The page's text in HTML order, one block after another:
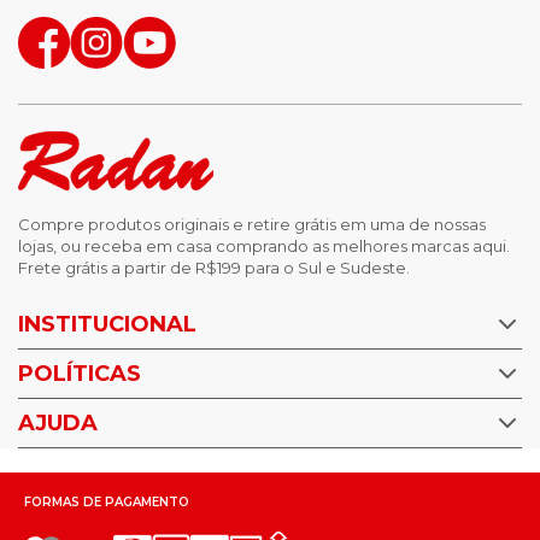
Compre produtos originais e retire grátis em uma de nossas
lojas, ou receba em casa comprando as melhores marcas aqui.
Frete grátis a partir de R$199 para o Sul e Sudeste.
INSTITUCIONAL
Nossas Lojas
Trabalhe Conosco
POLÍTICAS
Política de Privacidade
AJUDA
Perguntas Frequentes
Fale Conosco
FORMAS DE PAGAMENTO